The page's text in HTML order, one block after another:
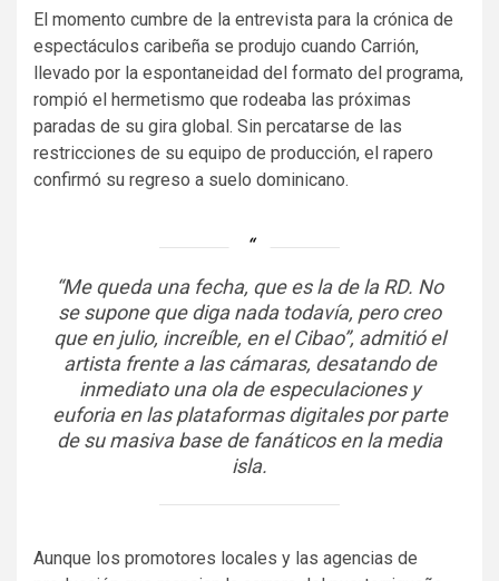
El momento cumbre de la entrevista para la crónica de
espectáculos caribeña se produjo cuando Carrión,
llevado por la espontaneidad del formato del programa,
rompió el hermetismo que rodeaba las próximas
paradas de su gira global. Sin percatarse de las
restricciones de su equipo de producción, el rapero
confirmó su regreso a suelo dominicano.
“Me queda una fecha, que es la de la RD. No
se supone que diga nada todavía, pero creo
que en julio, increíble, en el Cibao”, admitió el
artista frente a las cámaras, desatando de
inmediato una ola de especulaciones y
euforia en las plataformas digitales por parte
de su masiva base de fanáticos en la media
isla.
Aunque los promotores locales y las agencias de